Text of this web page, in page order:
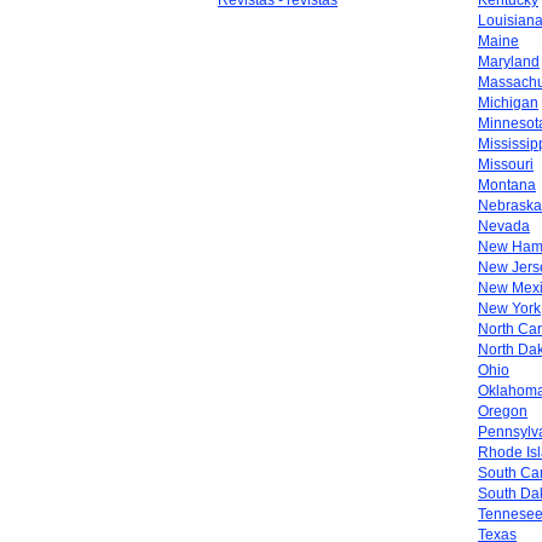
Louisiana
Maine
Maryland
Michigan
Missouri
Montana
Nebraska
Nevada
New
New
New
New York
North
North
Ohio
Oregon
Rhode
South
South
Tennesee
Texas